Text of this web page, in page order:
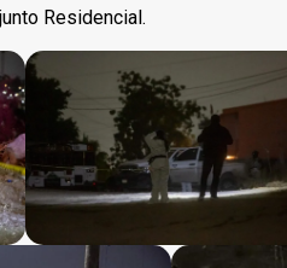
Residencial.